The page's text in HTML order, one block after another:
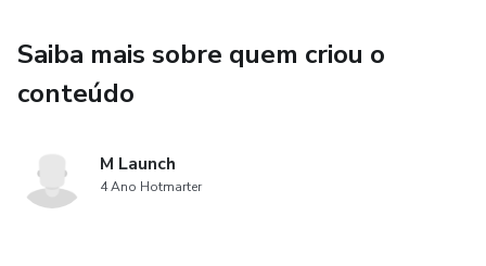
Saiba mais sobre quem criou o
conteúdo
M Launch
4 Ano Hotmarter